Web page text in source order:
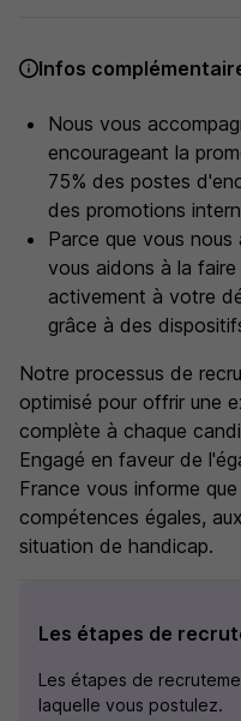
Infos
Nous vous
encourageant la
75% des postes
des promotions
Parce que vous
vous aidons à la
activement à votre
grâce à des
Notre processus de
optimisé pour offrir une
complète à chaque
Engagé en faveur de
France vous informe
compétences égales,
situation de handicap.
Les étapes de
Les étapes de
laquelle vous postulez.